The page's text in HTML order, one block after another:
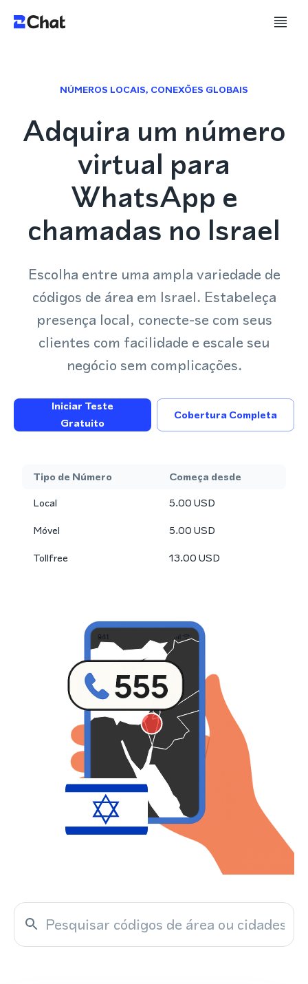
NÚMEROS LOCAIS, CONEXÕES GLOBAIS
Adquira um número
virtual para
WhatsApp e
chamadas no Israel
Escolha entre uma ampla variedade de
códigos de área em Israel. Estabeleça
presença local, conecte-se com seus
clientes com facilidade e escale seu
negócio sem complicações.
Iniciar Teste
Gratuito
Cobertura Completa
Tipo de Número
Começa desde
Local
5.00USD
Móvel
5.00USD
Tollfree
13.00USD